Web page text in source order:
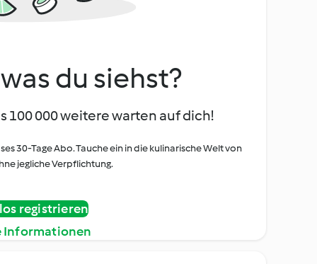
du siehst?
100 000 weitere warten auf dich!
30-Tage Abo. Tauche ein in die kulinarische Welt von
jegliche Verpflichtung.
registrieren
Informationen